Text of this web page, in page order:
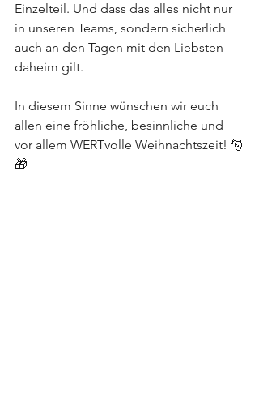
Einzelteil. Und dass das alles nicht nur
in unseren Teams, sondern sicherlich
auch an den Tagen mit den Liebsten
daheim gilt.
In diesem Sinne wünschen wir euch
allen eine fröhliche, besinnliche und
vor allem WERTvolle Weihnachtszeit! 🎅
🎁